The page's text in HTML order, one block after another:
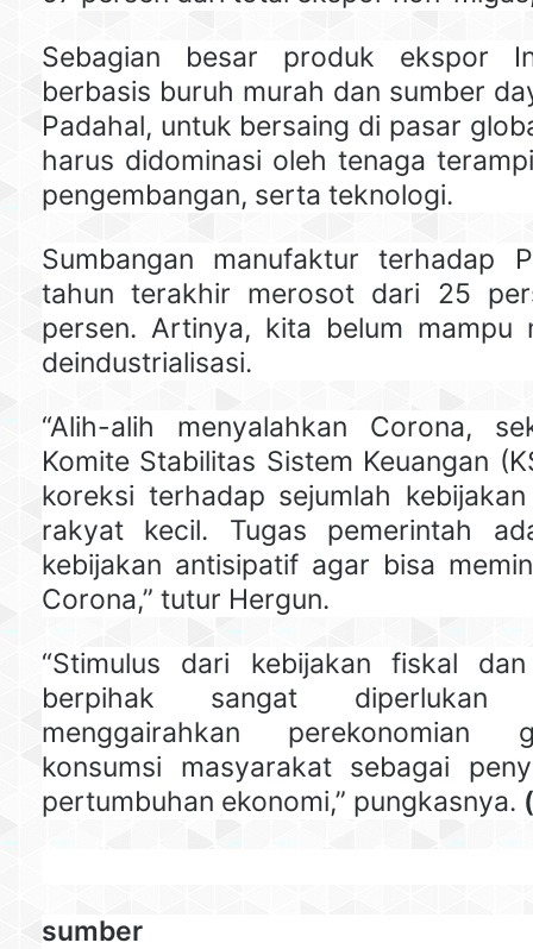
Sebagian besar produk ekspor
berbasis buruh murah dan sumber
Padahal, untuk bersaing di pasar
harus didominasi oleh tenaga
pengembangan, serta teknologi.
Sumbangan manufaktur terhadap
tahun terakhir merosot dari 25
persen. Artinya, kita belum mampu
deindustrialisasi.
“Alih-alih menyalahkan Corona,
Komite Stabilitas Sistem Keuangan
koreksi terhadap sejumlah
rakyat kecil. Tugas pemerintah
kebijakan antisipatif agar bisa
Corona,” tutur Hergun.
“Stimulus dari kebijakan fiskal
berpihak sangat
menggairahkan perekonomian
konsumsi masyarakat sebagai
pertumbuhan ekonomi,” pungkasnya.
sumber